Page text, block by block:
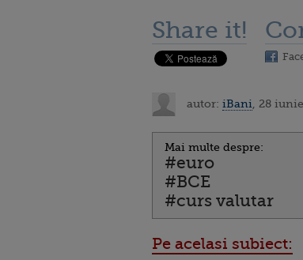
Share it!
autor: iBani , 28
Mai multe despre:
#euro
#BCE
#curs valutar
Pe acelasi subiect: